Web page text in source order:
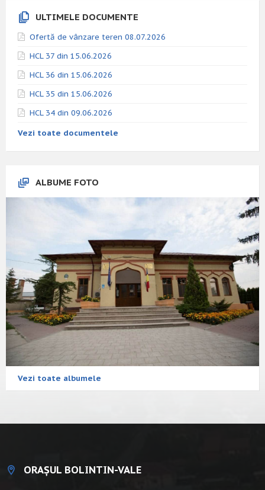
ULTIMELE DOCUMENTE
Ofertă de vânzare teren 08.07.2026
HCL 37 din 15.06.2026
HCL 36 din 15.06.2026
HCL 35 din 15.06.2026
HCL 34 din 09.06.2026
Vezi toate documentele
ALBUME FOTO
Vezi toate albumele
ORAȘUL BOLINTIN-VALE